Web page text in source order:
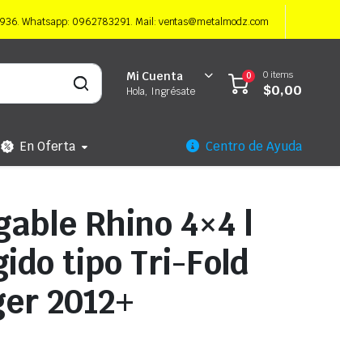
Whatsapp: 0962783291. Mail: ventas@metalmodz.com
Mi Cuenta
Hola, Ingrésate
0 0 items
$0,00
En Oferta Centro de Ayuda
Rhino 4×4 |
tipo Tri-Fold
2012+